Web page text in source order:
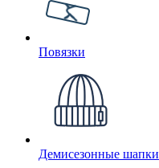
Повязки
Демисезонные шапки